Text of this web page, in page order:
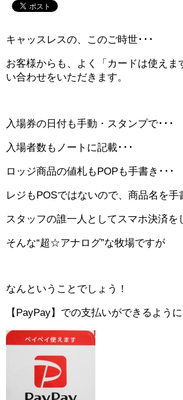
キャッスレスの、このご時世･･･
お客様からも、よく「カードは使えま
い合わせをいただきます。
入場券の日付も手動・スタンプで･･･
入場者数もノートに記載･･･
ロッジ商品の値札もPOPも手書き･･･
レジもPOSではないので、商品名を手
スタッフの誰一人としてスマホ決済を
そんな“超☆アナログ”な牧場ですが
なんということでしょう！
【PayPay】での支払いができるよう